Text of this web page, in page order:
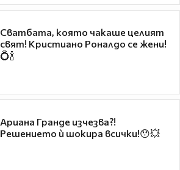
Сватбата, която чакаше целият
свят! Кристиано Роналдо се жени!
💍🍾
Ариана Гранде изчезва?!
Решението ѝ шокира всички!😯💥